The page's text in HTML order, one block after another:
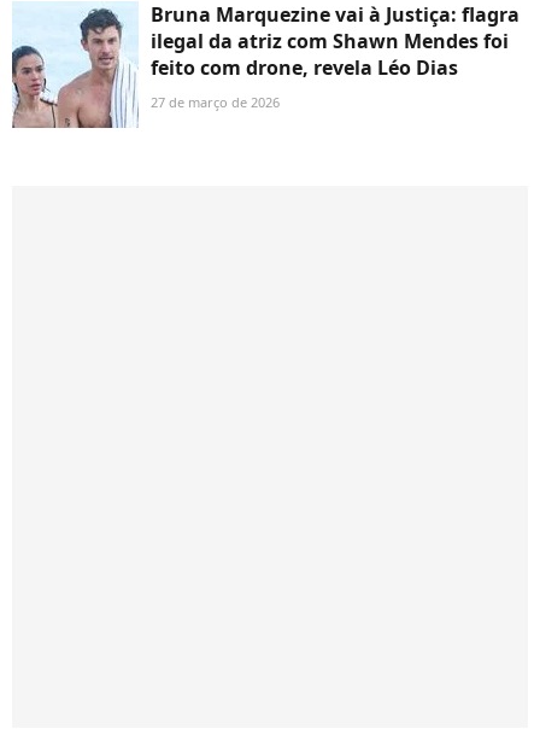
Bruna Marquezine vai à Justiça: flagra
ilegal da atriz com Shawn Mendes foi
feito com drone, revela Léo Dias
27 de março de 2026